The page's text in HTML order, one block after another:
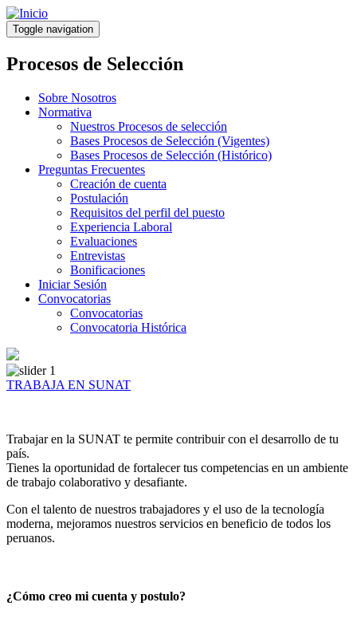
Pasar
al
contenido
principal
Toggle navigation
Procesos de Selección
Sobre Nosotros
Normativa
Nuestros Procesos de selección
Bases Procesos de Selección (Vigentes)
Bases Procesos de Selección (Histórico)
Preguntas Frecuentes
Creación de cuenta
Postulación
Requisitos del perfil del puesto
Experiencia Laboral
Evaluaciones
Entrevistas
Bonificaciones
Iniciar Sesión
Convocatorias
Convocatorias
Convocatoria Histórica
TRABAJA EN SUNAT
Trabajar en la SUNAT te permite contribuir con el desarrollo de tu
país.
Tienes la oportunidad de fortalecer tus competencias en un ambiente
de trabajo colaborativo y desafiante.
Con el talento de nuestros trabajadores y el uso de la tecnología
moderna, mejoramos nuestros servicios en beneficio de todos los
peruanos.
¿Cómo creo mi cuenta y postulo?